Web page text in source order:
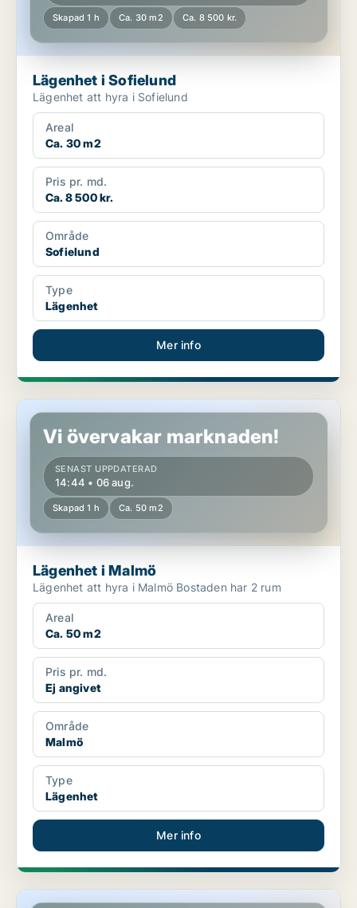
Skapad 1 h Ca. 30 m2 Ca. 8 500 kr.
Lägenhet i Sofielund
Lägenhet att hyra i Sofielund
Areal
Ca. 30 m2
Pris pr. md.
Ca. 8 500 kr.
Område
Sofielund
Type
Lägenhet
Mer info
Lägenhet i Malmö
Vi övervakar marknaden!
SENAST UPPDATERAD
14:44 • 06 aug.
Skapad 1 h Ca. 50 m2
Lägenhet i Malmö
Lägenhet att hyra i Malmö Bostaden har 2 rum
Areal
Ca. 50 m2
Pris pr. md.
Ej angivet
Område
Malmö
Type
Lägenhet
Mer info
Lägenhet i Malmö